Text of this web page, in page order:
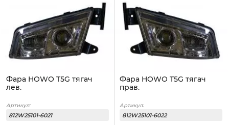
Фара HOWO T5G тягач
лев.
Артикул:
812W25101-6021
Фара HOWO T5G тягач
прав.
Артикул:
812W25101-6022